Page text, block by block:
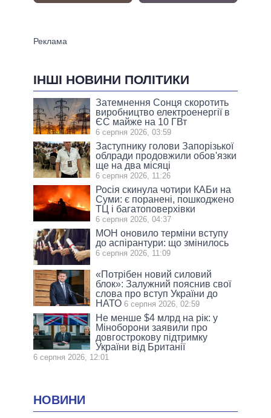
ІНШІ НОВИНИ ПОЛІТИКИ
Затемнення Сонця скоротить
виробництво електроенергії в
ЄС майже на 10 ГВт
6 серпня 2026, 03:59
Заступнику голови Запорізької
облради продовжили обов'язки
ще на два місяці
6 серпня 2026, 11:26
Росія скинула чотири КАБи на
Суми: є поранені, пошкоджено
ТЦ і багатоповерхівки
6 серпня 2026, 04:37
МОН оновило терміни вступу
до аспірантури: що змінилось
6 серпня 2026, 11:09
«Потрібен новий силовий
блок»: Залужний пояснив свої
слова про вступ України до
НАТО 6 серпня 2026, 02:59
Не менше $4 млрд на рік: у
Міноборони заявили про
довгострокову підтримку
України від Британії
6 серпня 2026, 12:01
НОВИНИ